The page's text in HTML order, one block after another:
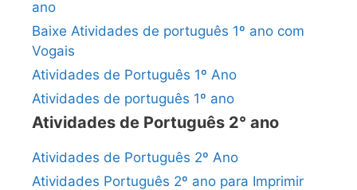
ano
Baixe Atividades de português 1º ano com
Vogais
Atividades de Português 1º Ano
Atividades de português 1º ano
Atividades de Português 2° ano
Atividades de Português 2º Ano
Atividades Português 2º ano para Imprimir